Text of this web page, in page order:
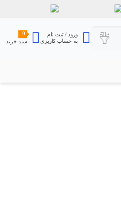
ورود / ثبت نام
به حساب کاربری
0
سبد خرید